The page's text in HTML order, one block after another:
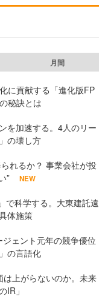
月間
に貢献する「進化版FP
秘訣とは
を加速する。4人のリー
の壊し方
れるか？ 事業会社が投
”
NEW
で科学する。大東建託遠
体施策
ジェント元年の競争優位
の言語化
上がらないのか。未来
IR」